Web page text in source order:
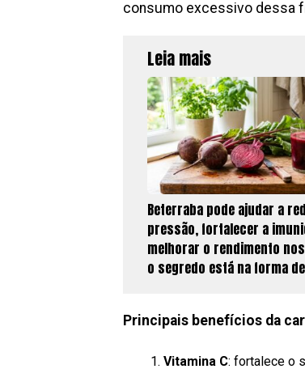
consumo excessivo dessa
Leia mais
Beterraba pode ajudar a
pressão, fortalecer a
melhorar o rendimento
o segredo está na forma
Principais benefícios da
Vitamina C: fortalece o